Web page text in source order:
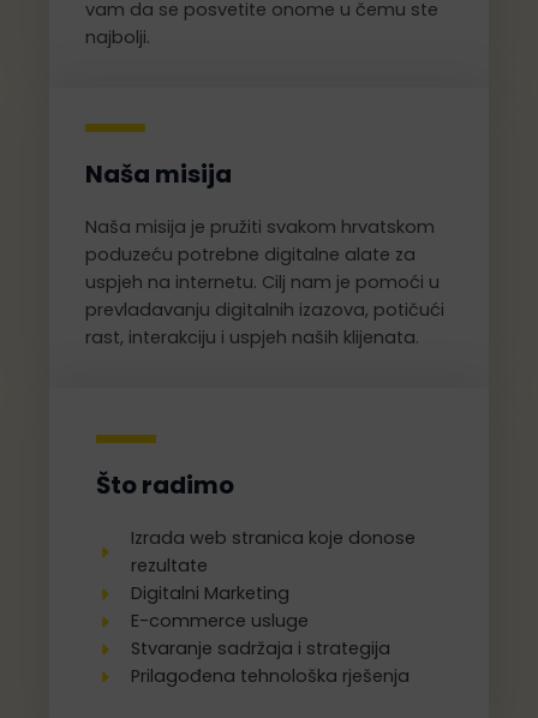
vam da se posvetite onome u čemu ste
najbolji.
Naša misija
Naša misija je pružiti svakom hrvatskom
poduzeću potrebne digitalne alate za
uspjeh na internetu. Cilj nam je pomoći u
prevladavanju digitalnih izazova, potičući
rast, interakciju i uspjeh naših klijenata.
Što radimo
Izrada web stranica koje donose
rezultate
Digitalni Marketing
E-commerce usluge
Stvaranje sadržaja i strategija
Prilagođena tehnološka rješenja